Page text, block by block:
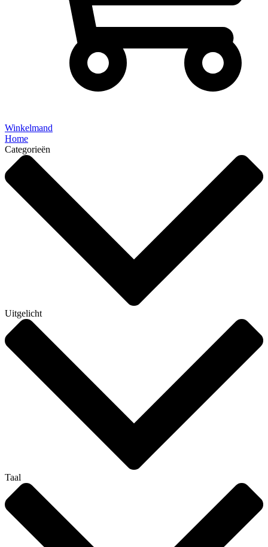
Winkelmand
Home
Categorieën
Uitgelicht
Taal